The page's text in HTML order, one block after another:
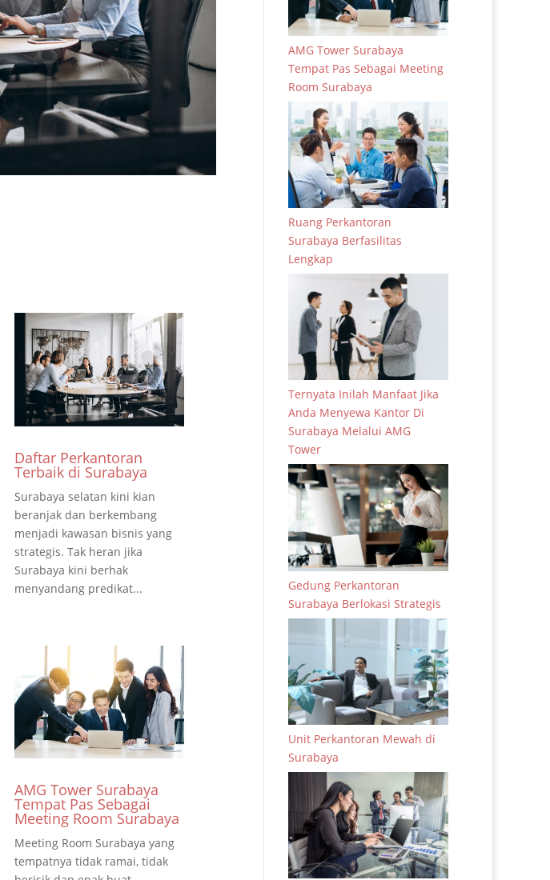
Daftar Perkantoran
Terbaik di Surabaya
Surabaya selatan kini kian
beranjak dan berkembang
menjadi kawasan bisnis yang
strategis. Tak heran jika
Surabaya kini berhak
menyandang predikat...
AMG Tower Surabaya
Tempat Pas Sebagai
Meeting Room Surabaya
Meeting Room Surabaya yang
tempatnya tidak ramai, tidak
AMG Tower Surabaya
Tempat Pas Sebagai Meeting
Room Surabaya
Ruang Perkantoran
Surabaya Berfasilitas
Lengkap
Ternyata Inilah Manfaat Jika
Anda Menyewa Kantor Di
Surabaya Melalui AMG
Tower
Gedung Perkantoran
Surabaya Berlokasi Strategis
Unit Perkantoran Mewah di
Surabaya